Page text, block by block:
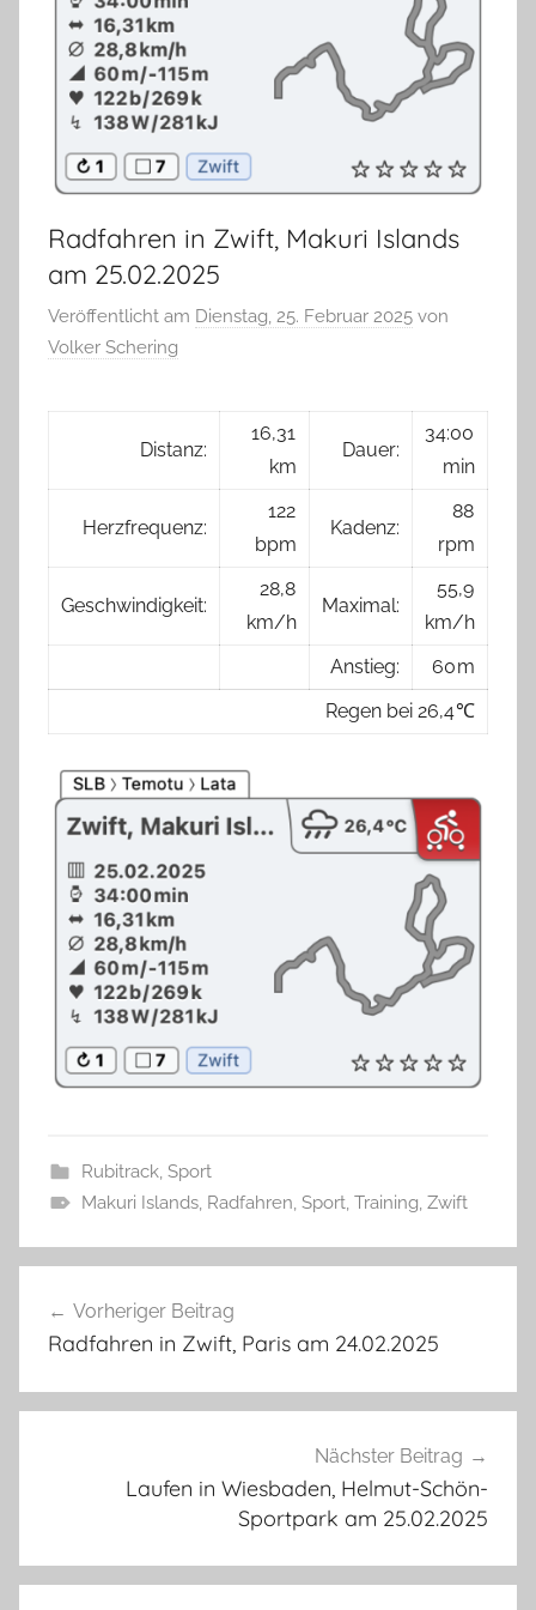
Radfahren in Zwift, Makuri Islands
am 25.02.2025
Veröffentlicht am Dienstag, 25. Februar 2025 von
Volker Schering
Distanz:
16,31
km
Dauer:
34:00
min
Herzfrequenz:
122
bpm
Kadenz:
88
rpm
Geschwindigkeit:
28,8
km/h
Maximal:
55,9
km/h
Anstieg:
60 m
Regen bei 26,4 ℃
Rubitrack, Sport
Makuri Islands, Radfahren, Sport, Training, Zwift
Vorheriger Beitrag
Radfahren in Zwift, Paris am 24.02.2025
Nächster Beitrag
Laufen in Wiesbaden, Helmut-Schön-
Sportpark am 25.02.2025